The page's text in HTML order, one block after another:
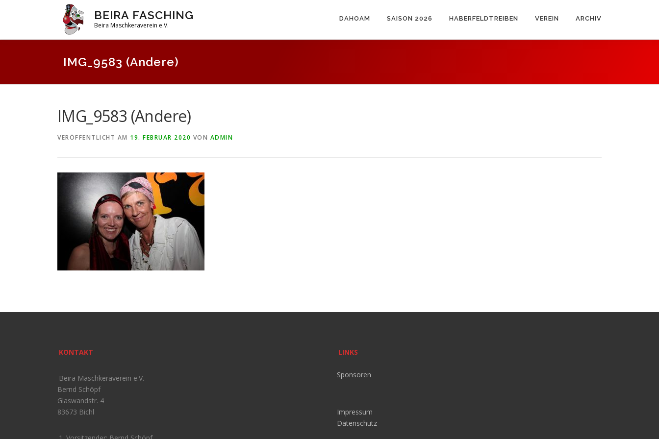
BEIRA FASCHING
Beira Maschkeraverein e.V.
DAHOAM SAISON 2026 HABERFELDTREIBEN VEREIN ARCHIV
IMG_9583 (Andere)
IMG_9583 (Andere)
VERÖFFENTLICHT AM 19. FEBRUAR 2020 VON ADMIN
KONTAKT
Beira Maschkeraverein e.V.
Bernd Schöpf
Glaswandstr. 4
83673 Bichl
LINKS
Sponsoren
Impressum
Datenschutz